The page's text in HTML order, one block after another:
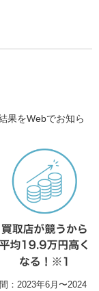
果をWebでお知ら
：2023年6月〜2024